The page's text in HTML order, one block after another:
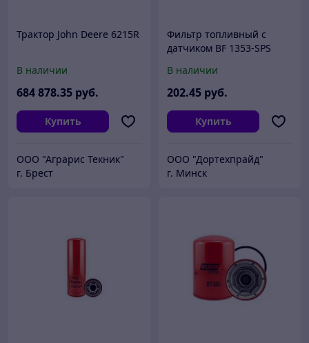
Трактор John Deere 6215R
В наличии
684 878.35 руб.
Купить
ООО "Аграрис Текник"
г. Брест
Фильтр топливный с
датчиком BF 1353-SPS
Deere 8420, 8320, 8520
В наличии
202.45 руб.
Купить
ООО "Дортехпрайд"
г. Минск